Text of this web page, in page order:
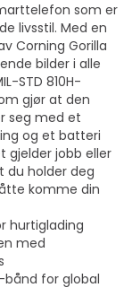
som er
livsstil. Med en
Corning Gorilla
bilder i alle
STD 810H-
gjør at den
seg med et
og et batteri
gjelder jobb eller
du holder deg
komme din
hurtiglading
med
bånd for global